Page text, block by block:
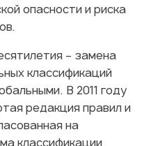
опасности и риска
– замена
классификаций
В 2011 году
редакция правил и
на
классификации